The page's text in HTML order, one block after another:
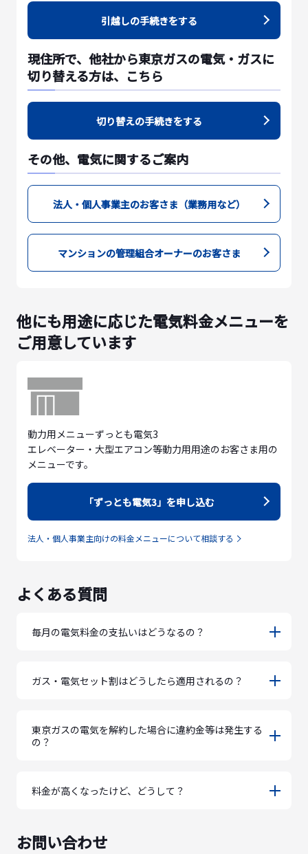
引越しの手続きをする
現住所で、他社から東京ガスの電気・ガスに
切り替える方は、こちら
切り替えの手続きをする
その他、電気に関するご案内
法人・個人事業主のお客さま（業務用など）
マンションの管理組合オーナーのお客さま
他にも用途に応じた電気料金メニューを
ご用意しています
動力用メニューずっとも電気3
エレベーター・大型エアコン等動力用用途のお客さま用の
メニューです。
「ずっとも電気3」を申し込む
法人・個人事業主向けの料金メニューについて相談する
よくある質問
毎月の電気料金の支払いはどうなるの？
ガス・電気セット割はどうしたら適用されるの？
東京ガスの電気を解約した場合に違約金等は発生する
の？
料金が高くなったけど、どうして？
お問い合わせ